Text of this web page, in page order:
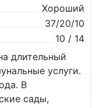
Хороший
37/20/10
10 / 14
длительный
услуги.
В
сады,